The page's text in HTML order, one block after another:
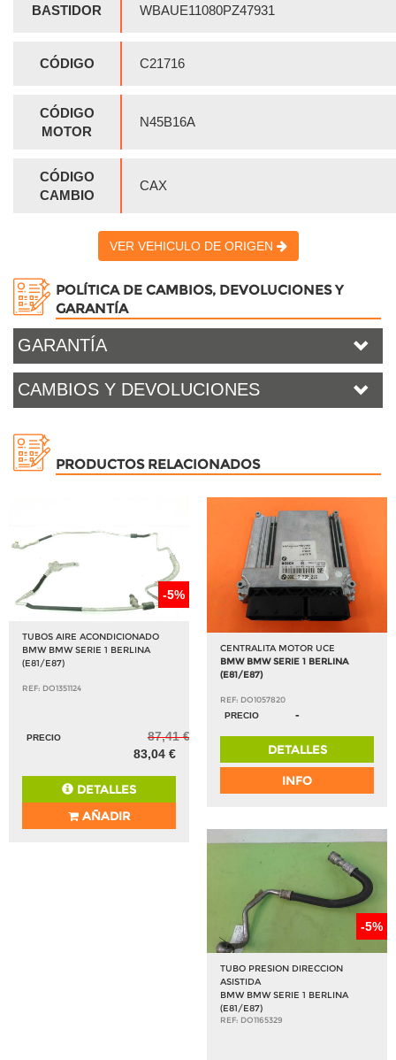
BASTIDOR WBAUE11080PZ47931
CÓDIGO C21716
CÓDIGO
MOTOR
N45B16A
CÓDIGO
CAMBIO
CAX
VER VEHICULO DE ORIGEN
POLÍTICA DE CAMBIOS, DEVOLUCIONES Y
GARANTÍA
GARANTÍA
CAMBIOS Y DEVOLUCIONES
PRODUCTOS RELACIONADOS
-5%
TUBOS AIRE ACONDICIONADO
BMW BMW SERIE 1 BERLINA
(E81/E87)
REF: DO1351124
PRECIO
87,41 €
83,04 €
DETALLES
AÑADIR
CENTRALITA MOTOR UCE
BMW BMW SERIE 1 BERLINA
(E81/E87)
REF: DO1057820
PRECIO
-
DETALLES
INFO
-5%
TUBO PRESION DIRECCION
ASISTIDA
BMW BMW SERIE 1 BERLINA
(E81/E87)
REF: DO1165329